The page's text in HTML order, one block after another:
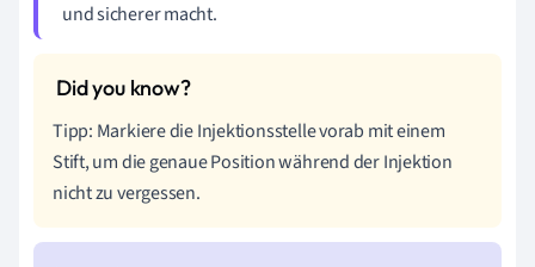
und sicherer macht.
Tipp: Markiere die Injektionsstelle vorab mit einem
Stift, um die genaue Position während der Injektion
nicht zu vergessen.